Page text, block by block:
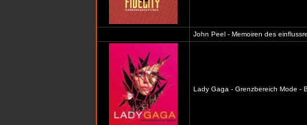
John Peel - Memoiren des
Lady Gaga - Grenzbereich Mode -